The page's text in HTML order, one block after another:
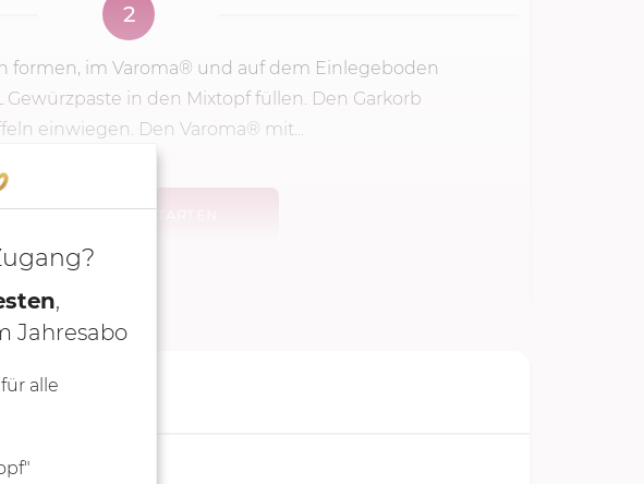
2
formen, im Varoma® und auf dem Einlegeboden
Gewürzpaste in den Mixtopf füllen. Den Garkorb
einwiegen. Den Varoma® mit...
,
Jahresabo
alle